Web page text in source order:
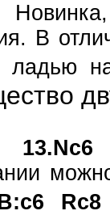
В
ладью
13.Nc6